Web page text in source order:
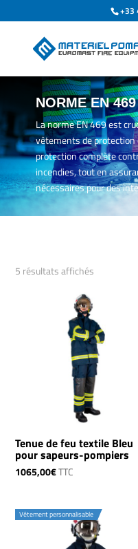
+33
NORME EN 469
La norme EN 469 est
vêtements de
protection complète
incendies, tout en
nécessaires pour des
5 résultats affichés
Tenue de feu textile Bleu
pour sapeurs-pompiers
1065,00€TTC
Vêtement personnalisable